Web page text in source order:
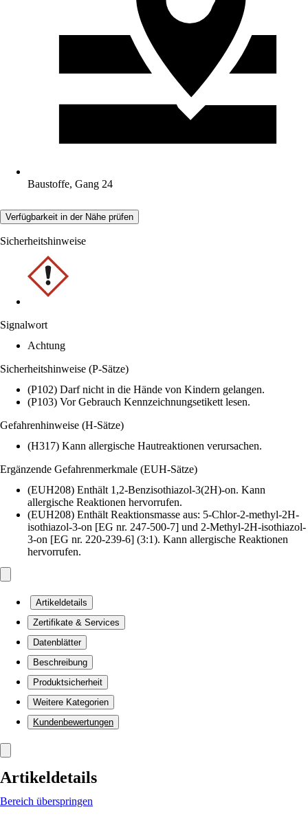
Baustoffe, Gang 24
Verfügbarkeit in der Nähe prüfen
Sicherheitshinweise
Signalwort
Achtung
Sicherheitshinweise (P-Sätze)
(P102) Darf nicht in die Hände von Kindern gelangen.
(P103) Vor Gebrauch Kennzeichnungsetikett lesen.
Gefahrenhinweise (H-Sätze)
(H317) Kann allergische Hautreaktionen verursachen.
Ergänzende Gefahrenmerkmale (EUH-Sätze)
(EUH208) Enthält 1,2-Benzisothiazol-3(2H)-on. Kann
allergische Reaktionen hervorrufen.
(EUH208) Enthält Reaktionsmasse aus: 5-Chlor-2-methyl-2H-
isothiazol-3-on [EG nr. 247-500-7] und 2-Methyl-2H-isothiazol-
3-on [EG nr. 220-239-6] (3:1). Kann allergische Reaktionen
hervorrufen.
Artikeldetails
Zertifikate & Services
Datenblätter
Beschreibung
Produktsicherheit
Weitere Kategorien
Kundenbewertungen
Artikeldetails
Bereich überspringen